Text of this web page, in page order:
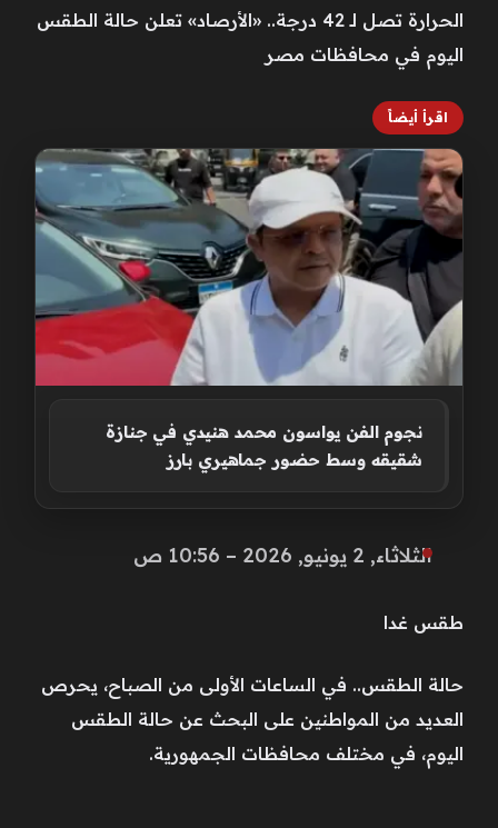
الحرارة تصل لـ 42 درجة.. «الأرصاد» تعلن حالة الطقس
اليوم في محافظات مصر
اقرأ أيضاً
نجوم الفن يواسون محمد هنيدي في جنازة
شقيقه وسط حضور جماهيري بارز
الثلاثاء, 2 يونيو, 2026 – 10:56 ص
طقس غدا
حالة الطقس.. في الساعات الأولى من الصباح، يحرص
العديد من المواطنين على البحث عن حالة الطقس
اليوم، في مختلف محافظات الجمهورية.